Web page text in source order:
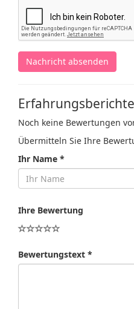
Nachricht absenden
Erfahrungsberichte
Noch keine Bewertungen
Übermitteln Sie Ihre
Ihr Name *
Ihre Bewertung
Bewertungstext *